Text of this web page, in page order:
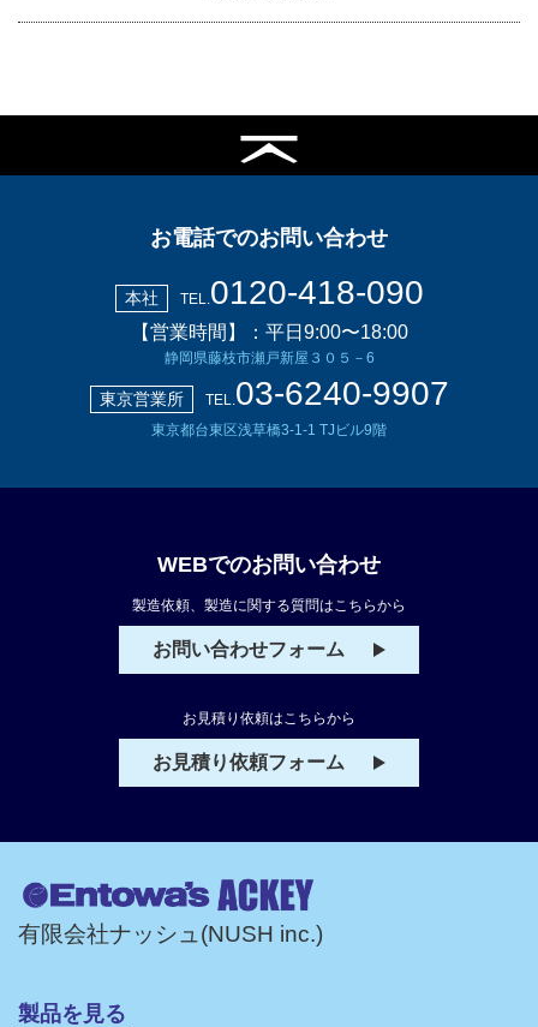
お電話でのお問い合わせ
本社 TEL.0120-418-090
【営業時間】：平日9:00〜18:00
静岡県藤枝市瀬戸新屋３０５－6
東京営業所 TEL.03-6240-9907
東京都台東区浅草橋3-1-1 TJビル9階
WEBでのお問い合わせ
製造依頼、製造に関する質問はこちらから
お問い合わせフォーム
お見積り依頼はこちらから
お見積り依頼フォーム
有限会社ナッシュ(NUSH inc.)
製品を見る